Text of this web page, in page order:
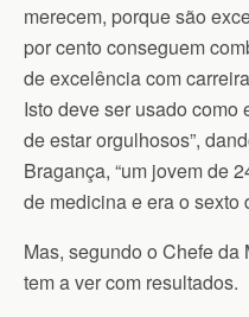
merecem, porque são
por cento conseguem
de excelência com
Isto deve ser usado como
de estar orgulhosos”,
Bragança, “um jovem de
de medicina e era o sexto
Mas, segundo o Chefe da
tem a ver com resultados.